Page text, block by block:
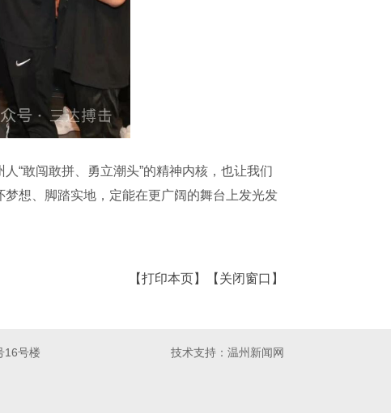
敢闯敢拼、勇立潮头”的精神内核，也让我们
想、脚踏实地，定能在更广阔的舞台上发光发
【打印本页】 【关闭窗口】
16号楼 技术支持： 温州新闻网